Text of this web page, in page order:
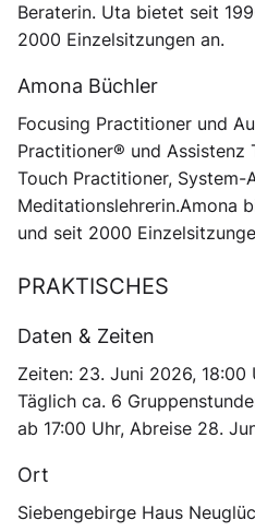
Beraterin. Uta bietet seit
2000 Einzelsitzungen an.
Amona Büchler
Focusing Practitioner und
Practitioner® und Assistenz
Touch Practitioner, System-
Meditationslehrerin.Amona
und seit 2000
PRAKTISCHES
Daten & Zeiten
Zeiten: 23. Juni 2026,
Täglich ca. 6
ab 17:00 Uhr, Abreise 28.
Ort
Siebengebirge Haus